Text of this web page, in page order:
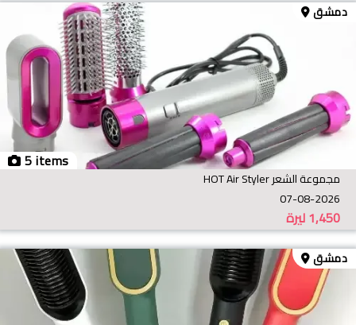
5 items
دمشق
مجموعة الشعر HOT Air Styler
07-08-2026
ليرة1,450
دمشق